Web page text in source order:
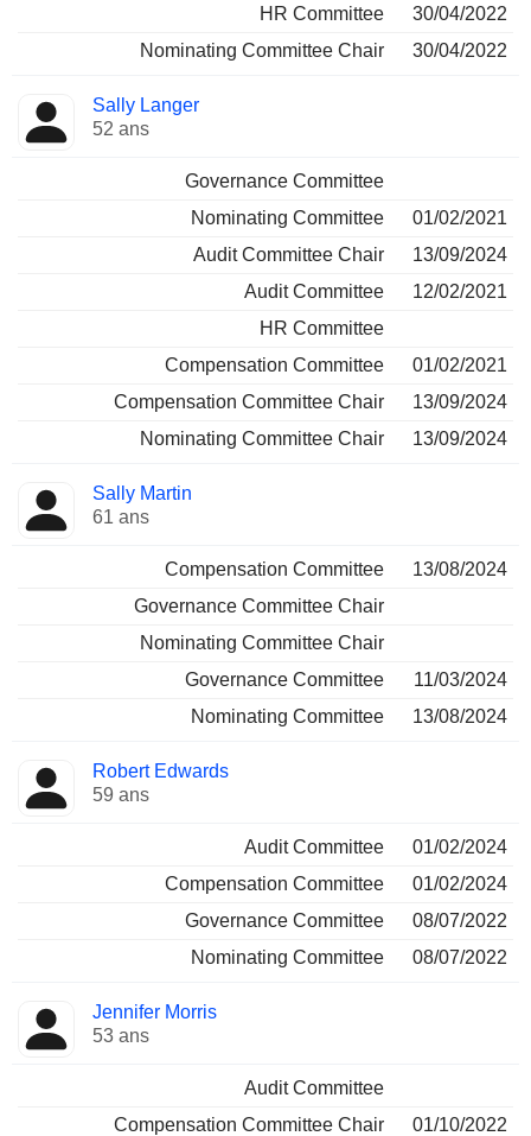
HR Committee
30/04/2022
Nominating Committee Chair
30/04/2022
Sally Langer
52 ans
Governance Committee
Nominating Committee
01/02/2021
Audit Committee Chair
13/09/2024
Audit Committee
12/02/2021
HR Committee
Compensation Committee
01/02/2021
Compensation Committee Chair
13/09/2024
Nominating Committee Chair
13/09/2024
Sally Martin
61 ans
Compensation Committee
13/08/2024
Governance Committee Chair
Nominating Committee Chair
Governance Committee
11/03/2024
Nominating Committee
13/08/2024
Robert Edwards
59 ans
Audit Committee
01/02/2024
Compensation Committee
01/02/2024
Governance Committee
08/07/2022
Nominating Committee
08/07/2022
Jennifer Morris
53 ans
Audit Committee
Compensation Committee Chair
01/10/2022